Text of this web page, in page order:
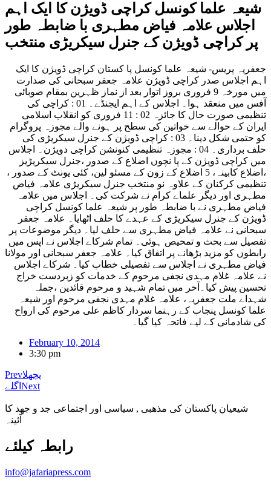
شیعہ علما کونسل کراچی ڈویژن کا ایک اہم
اجلاس علامہ فیاض مطہری با ضابطہ طور
پر کراچی ڈویژن کے جنرل سیکریڑی منتخب
جعفریہ پریس- شیعہ علما کونسل پا کستان کراچی ڈویژن کا ایک
اہم اجلاس صدر کراچی ڈویژن علامہ جعفر سبحانی کی صدارت
میں مورخہ 9 فروری بروز اتوار بعد از نماز ظہرین بمقام صوبائی
آفس میں منعقد ہوا۔ اجلاس کے اہم ایجنڈے۔ 01 : کراچی کی
تنظیمی صورت حال کا جائزہ 02 : 11 فروری کو انقلاب اسلامی
ایران کے حوالے سے خواتین کی سطح پر ہونے والے مجوزہ پروگرام
کو حتمی شکل دینا۔ 03 : کراچی ڈویژن کے جنرل سیکریڑی کی
حلف برداری۔ 04 : مجوزہ تنظیمی کنونشن کراچی دویژن۔ اجلاس
میں کراچی ڈویژن کے پا نچوں اضلاع کے صدور ،جنرل سیکریڑیز
،اضلاع کابینہ، 5 اضلاع کے زون کے مسئو لین، کئی یونٹ کے صدور ،
تنظیمی کرکنان کے علاوہ نو منتخب جنرل سیکریڑی علامہ فیاض
مطہری اور دیگر علماے کرام نے شرکت کی۔ اجلاس میں علامہ
فیاض مطہری نے با ضابطہ طور پر شیعہ علما کونسل کراچی
ڈویژن کے جنرل سیکریڑی کے عہدے کا حلف اٹھایا۔ علامہ جعفر
سبحانی نے علامہ فیاض مطہری سے حلف لیا۔ دیگر موضوعات پر
تفصیل سے بحث و تمحیص ہوئی۔ تمام شرکاے اجلاس نے اپس میں
رابطوں کو مزید بڑھانے پر اتفاق کیا۔ علامہ جعفر سبحانی اور مولانا
فیاض مطہری نے اجلاس سے تفصیلی خطاب کیا۔ شرکاے اجلاس
نے علامہ غلام مہدی نجفی مرحوم کے خدمات کو زبردست خراج
تحسین پیش کیا۔آخر میں تمام شہید و مرحوم قائدین ،جملہ
شہداے ملت جعفریہ، علامہ غلام مہدی نجفی مرحوم اور شیعہ
علما کونسل پنجاب کے رہنما سردار کاظم علی مرحوم کی ارواح
کی شادمانی کے لیے فاتحہ کیا گیا۔
February 10, 2014
3:30 pm
Prevپچھلا
اگلے Next
شیعیان پاکستان کی مذهبی , سیاسی اور اجتماعی جد و جهد کا
آئینہ
info@jafariapress.com​